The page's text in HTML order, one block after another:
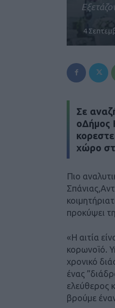
4
Σε
οΔήμος
χώρο
Πιο
προκύψει
«Η αιτία
κορωνοϊό.
χρονικό
ένας
ελεύθερος
βρούμε